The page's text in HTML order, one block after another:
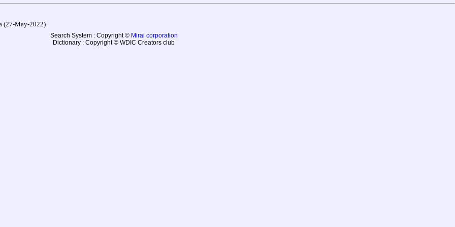
(27-May-2022)
Search System : Copyright © Mirai corporation
Dictionary : Copyright © WDIC Creators club